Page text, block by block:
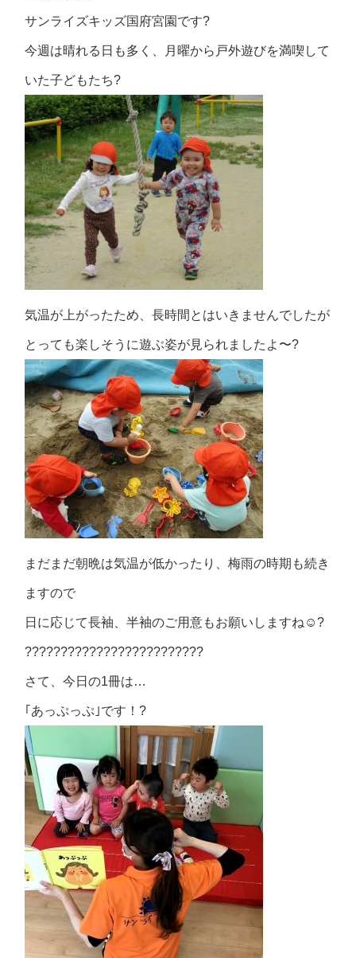
サンライズキッズ国府宮園です?
今週は晴れる日も多く、月曜から戸外遊びを満喫して
いた子どもたち?
気温が上がったため、長時間とはいきませんでしたが
とっても楽しそうに遊ぶ姿が見られましたよ〜?
まだまだ朝晩は気温が低かったり、梅雨の時期も続き
ますので
日に応じて長袖、半袖のご用意もお願いしますね☺?
?????????????????????????
さて、今日の1冊は…
｢あっぷっぷ｣です！?